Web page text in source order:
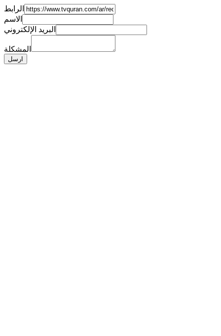
الرابط
الاسم
البريد الإلكتروني
المشكلة
ارسل